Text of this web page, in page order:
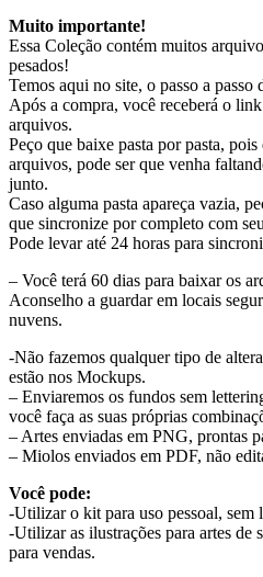
Muito importante!
Essa Coleção contém muitos
pesados!
Temos aqui no site, o passo a
Após a compra, você receberá o
arquivos.
Peço que baixe pasta por pasta,
arquivos, pode ser que venha
junto.
Caso alguma pasta apareça vazia,
que sincronize por completo com
Pode levar até 24 horas para
– Você terá 60 dias para baixar os
Aconselho a guardar em locais
nuvens.
-Não fazemos qualquer tipo de
estão nos Mockups.
– Enviaremos os fundos sem
você faça as suas próprias
– Artes enviadas em PNG, prontas
– Miolos enviados em PDF, não
Você pode:
-Utilizar o kit para uso pessoal, sem
-Utilizar as ilustrações para artes de
para vendas.